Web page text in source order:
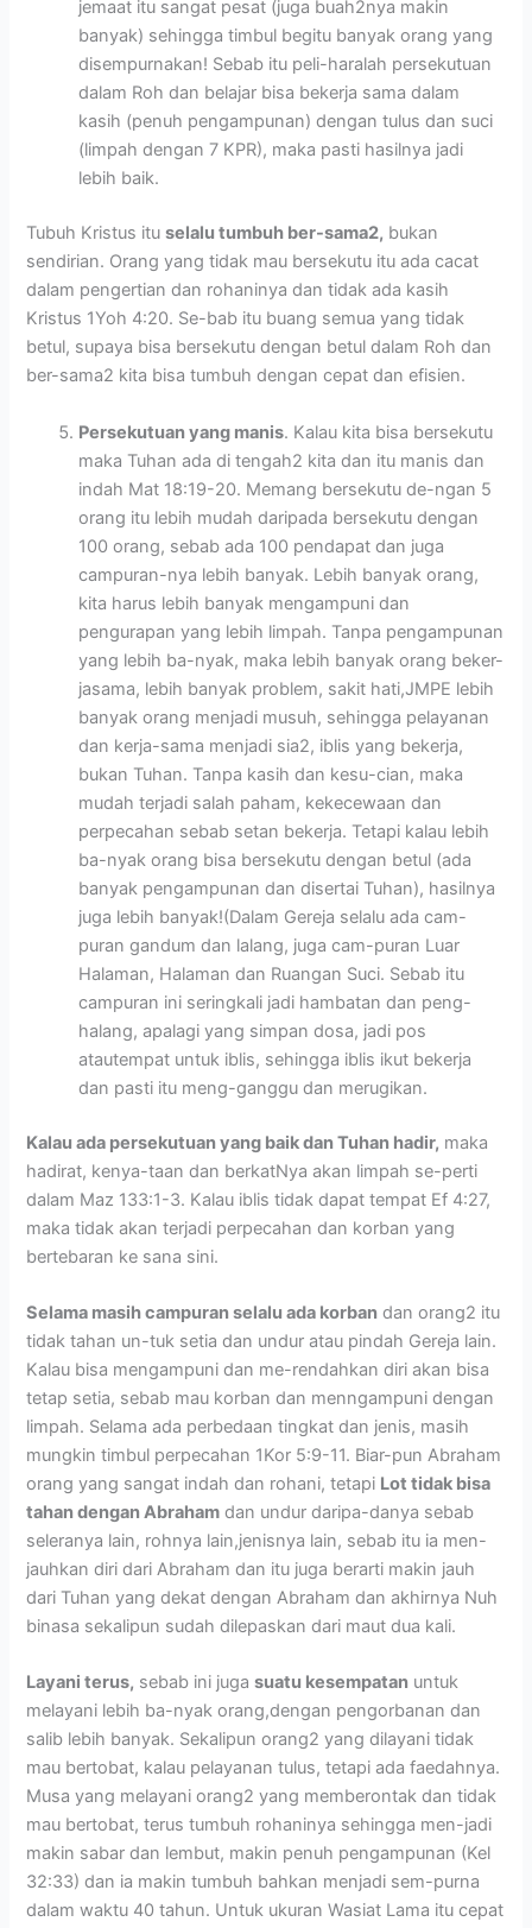
jemaat itu sangat pesat (juga buah2nya makin
banyak) sehingga timbul begitu banyak orang yang
disempurnakan! Sebab itu peli-haralah persekutuan
dalam Roh dan belajar bisa bekerja sama dalam
kasih (penuh pengampunan) dengan tulus dan suci
(limpah dengan 7 KPR), maka pasti hasilnya jadi
lebih baik.
Tubuh Kristus ituselalu tumbuh ber-sama2, bukan
sendirian. Orang yang tidak mau bersekutu itu ada cacat
dalam pengertian dan rohaninya dan tidak ada kasih
Kristus 1Yoh 4:20. Se-bab itu buang semua yang tidak
betul, supaya bisa bersekutu dengan betul dalam Roh dan
ber-sama2 kita bisa tumbuh dengan cepat dan efisien.
Persekutuan yang manis. Kalau kita bisa bersekutu
maka Tuhan ada di tengah2 kita dan itu manis dan
indah Mat 18:19-20. Memang bersekutu de-ngan 5
orang itu lebih mudah daripada bersekutu dengan
100 orang, sebab ada 100 pendapat dan juga
campuran-nya lebih banyak. Lebih banyak orang,
kita harus lebih banyak mengampuni dan
pengurapan yang lebih limpah. Tanpa pengampunan
yang lebih ba-nyak, maka lebih banyak orang beker-
jasama, lebih banyak problem, sakit hati,JMPE lebih
banyak orang menjadi musuh, sehingga pelayanan
dan kerja-sama menjadi sia2, iblis yang bekerja,
bukan Tuhan. Tanpa kasih dan kesu-cian, maka
mudah terjadi salah paham, kekecewaan dan
perpecahan sebab setan bekerja. Tetapi kalau lebih
ba-nyak orang bisa bersekutu dengan betul (ada
banyak pengampunan dan disertai Tuhan), hasilnya
juga lebih banyak!(Dalam Gereja selalu ada cam-
puran gandum dan lalang, juga cam-puran Luar
Halaman, Halaman dan Ruangan Suci. Sebab itu
campuran ini seringkali jadi hambatan dan peng-
halang, apalagi yang simpan dosa, jadi pos
atautempat untuk iblis, sehingga iblis ikut bekerja
dan pasti itu meng-ganggu dan merugikan.
Kalau ada persekutuan yang baik dan Tuhan hadir, maka
hadirat, kenya-taan dan berkatNya akan limpah se-perti
dalam Maz 133:1-3. Kalau iblis tidak dapat tempat Ef 4:27,
maka tidak akan terjadi perpecahan dan korban yang
bertebaran ke sana sini.
Selama masih campuran selalu ada korban dan orang2 itu
tidak tahan un-tuk setia dan undur atau pindah Gereja lain.
Kalau bisa mengampuni dan me-rendahkan diri akan bisa
tetap setia, sebab mau korban dan menngampuni dengan
limpah. Selama ada perbedaan tingkat dan jenis, masih
mungkin timbul perpecahan 1Kor 5:9-11. Biar-pun Abraham
orang yang sangat indah dan rohani, tetapi Lot tidak bisa
tahan dengan Abraham dan undur daripa-danya sebab
seleranya lain, rohnya lain,jenisnya lain, sebab itu ia men-
jauhkan diri dari Abraham dan itu juga berarti makin jauh
dari Tuhan yang dekat dengan Abraham dan akhirnya Nuh
binasa sekalipun sudah dilepaskan dari maut dua kali.
Layani terus, sebab ini jugasuatu kesempatan untuk
melayani lebih ba-nyak orang,dengan pengorbanan dan
salib lebih banyak. Sekalipun orang2 yang dilayani tidak
mau bertobat, kalau pelayanan tulus, tetapi ada faedahnya.
Musa yang melayani orang2 yang memberontak dan tidak
mau bertobat, terus tumbuh rohaninya sehingga men-jadi
makin sabar dan lembut, makin penuh pengampunan (Kel
32:33) dan ia makin tumbuh bahkan menjadi sem-purna
dalam waktu 40 tahun. Untuk ukuran Wasiat Lama itu cepat